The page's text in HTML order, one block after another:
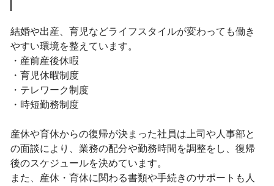
結婚や出産、育児などライフスタイルが変わっても働き
やすい環境を整えています。
・産前産後休暇
・育児休暇制度
・テレワーク制度
・時短勤務制度
産休や育休からの復帰が決まった社員は上司や人事部と
の面談により、業務の配分や勤務時間を調整をし、復帰
後のスケジュールを決めています。
また、産休・育休に関わる書類や手続きのサポートも人